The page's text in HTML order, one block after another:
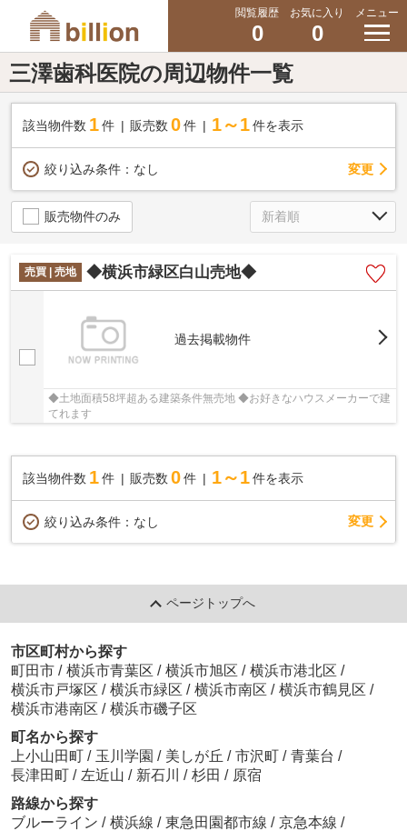
閲覧履歴
0
お気に入り
0
メニュー
三澤歯科医院の周辺物件一覧
該当物件数 1件 販売数 0 件 1～1 件を表示
絞り込み条件： なし 変更
販売物件のみ
売買 | 売地 ◆横浜市緑区白山売地◆
過去掲載物件
◆土地面積58坪超ある建築条件無売地 ◆お好きなハウスメーカーで建
てれます
該当物件数 1件 販売数 0 件 1～1 件を表示
絞り込み条件： なし 変更
ページトップへ
市区町村から探す
町田市 / 横浜市青葉区 / 横浜市旭区 / 横浜市港北区 /
横浜市戸塚区 / 横浜市緑区 / 横浜市南区 / 横浜市鶴見区 /
横浜市港南区 / 横浜市磯子区
町名から探す
上小山田町 / 玉川学園 / 美しが丘 / 市沢町 / 青葉台 /
長津田町 / 左近山 / 新石川 / 杉田 / 原宿
路線から探す
ブルーライン / 横浜線 / 東急田園都市線 / 京急本線 /